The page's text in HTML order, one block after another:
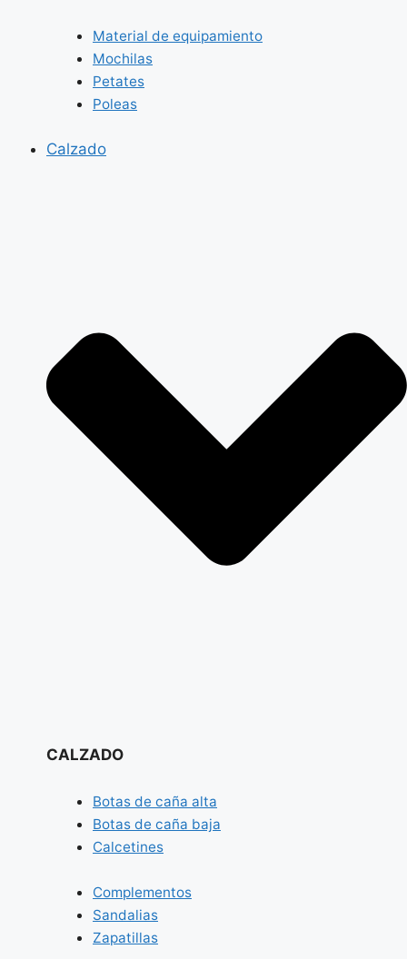
Material de equipamiento
Mochilas
Petates
Poleas
Calzado
CALZADO
Botas de caña alta
Botas de caña baja
Calcetines
Complementos
Sandalias
Zapatillas